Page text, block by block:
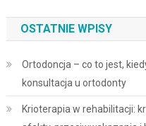
OSTATNIE WPISY
Ortodoncja – co to jest,
konsultacja u ortodonty
Krioterapia w rehabilitacji: